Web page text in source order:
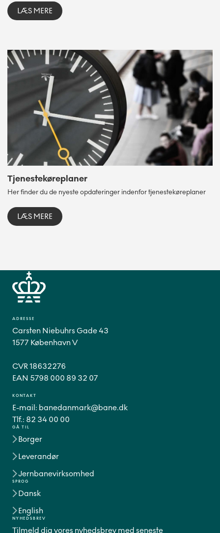
LÆS MERE
Tjenestekøreplaner
Her finder du de nyeste opdateringer indenfor tjenestekøreplaner
LÆS MERE
GÅ TIL
Borger
Leverandør
Jernbanevirksomhed
SPROG
Dansk
English
ADRESSE
Carsten Niebuhrs Gade 43
1577 København V
CVR 18632276
EAN 5798 000 89 32 07
KONTAKT
E-mail: banedanmark@bane.dk
Tlf.: 82 34 00 00
NYHEDSBREV
Tilmeld dig vores nyhedsbrev med seneste